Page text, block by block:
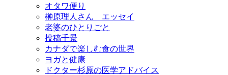
オタワ便り
榊原理人さん エッセイ
老婆のひとりごと
投稿千景
カナダで楽しむ食の世界
ヨガと健康
ドクター杉原の医学アドバイス